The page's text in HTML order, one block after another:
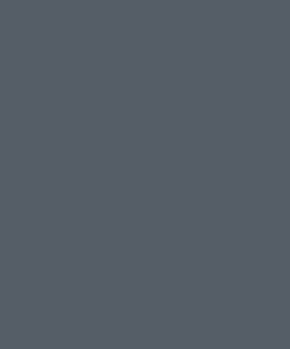
και
ο